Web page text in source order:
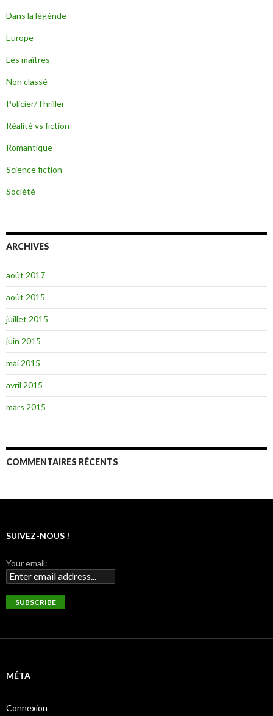
Dans la légénde
Europe
Les maîtres
Non classé
Policier/Thriller
Réalité vs fiction
Romantique
Science fiction
Société
ARCHIVES
août 2017
août 2015
juillet 2015
juin 2015
mai 2015
avril 2015
mars 2015
COMMENTAIRES RÉCENTS
SUIVEZ-NOUS !
Your email:
MÉTA
Connexion